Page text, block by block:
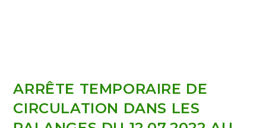
ARRÊTE TEMPORAIRE DE
CIRCULATION DANS LES